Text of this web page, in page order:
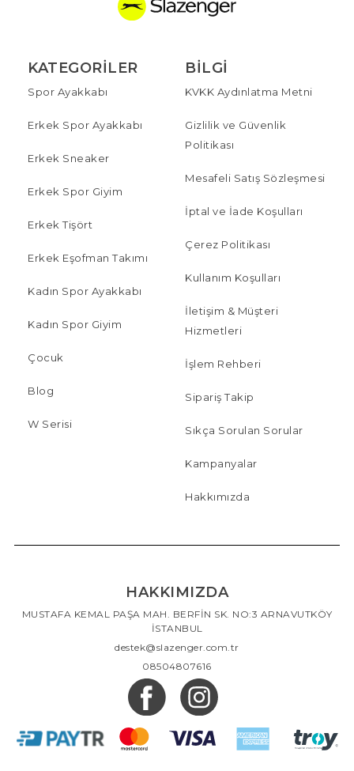
KATEGORILER
Spor Ayakkabı
Erkek Spor Ayakkabı
Erkek Sneaker
Erkek Spor Giyim
Erkek Tişört
Erkek Eşofman Takımı
Kadın Spor Ayakkabı
Kadın Spor Giyim
Çocuk
Blog
W Serisi
BILGI
KVKK Aydınlatma Metni
Gizlilik ve Güvenlik
Politikası
Mesafeli Satış Sözleşmesi
İptal ve İade Koşulları
Çerez Politikası
Kullanım Koşulları
İletişim & Müşteri
Hizmetleri
İşlem Rehberi
Sipariş Takip
Sıkça Sorulan Sorular
Kampanyalar
Hakkımızda
HAKKIMIZDA
MUSTAFA KEMAL PAŞA MAH. BERFİN SK. NO:3 ARNAVUTKÖY
İSTANBUL
destek@slazenger.com.tr
08504807616